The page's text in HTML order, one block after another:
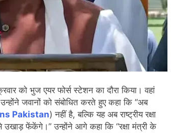
को भुज एयर फोर्स स्टेशन का दौरा किया। वहां
जवानों को संबोधित करते हुए कहा कि “अब
Pakistan) नहीं है, बल्कि यह अब राष्ट्रीय रक्षा
उखाड़ फेंकेंगे।” उन्होंने आगे कहा कि “रक्षा मंत्री के